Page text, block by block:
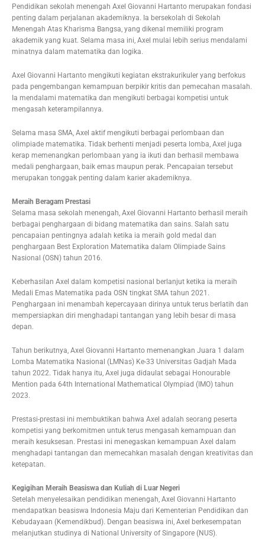
Pendidikan sekolah menengah Axel Giovanni Hartanto merupakan fondasi
penting dalam perjalanan akademiknya. Ia bersekolah di Sekolah
Menengah Atas Kharisma Bangsa, yang dikenal memiliki program
akademik yang kuat. Selama masa ini, Axel mulai lebih serius mendalami
minatnya dalam matematika dan logika.
Axel Giovanni Hartanto mengikuti kegiatan ekstrakurikuler yang berfokus
pada pengembangan kemampuan berpikir kritis dan pemecahan masalah.
Ia mendalami matematika dan mengikuti berbagai kompetisi untuk
mengasah keterampilannya.
Selama masa SMA, Axel aktif mengikuti berbagai perlombaan dan
olimpiade matematika. Tidak berhenti menjadi peserta lomba, Axel juga
kerap memenangkan perlombaan yang ia ikuti dan berhasil membawa
medali penghargaan, baik emas maupun perak. Pencapaian tersebut
merupakan tonggak penting dalam karier akademiknya.
Meraih Beragam Prestasi
Selama masa sekolah menengah, Axel Giovanni Hartanto berhasil meraih
berbagai penghargaan di bidang matematika dan sains. Salah satu
pencapaian pentingnya adalah ketika ia meraih gold medal dan
penghargaan Best Exploration Matematika dalam Olimpiade Sains
Nasional (OSN) tahun 2016.
Keberhasilan Axel dalam kompetisi nasional berlanjut ketika ia meraih
Medali Emas Matematika pada OSN tingkat SMA tahun 2021.
Penghargaan ini menambah kepercayaan dirinya untuk terus berlatih dan
mempersiapkan diri menghadapi tantangan yang lebih besar di masa
depan.
Tahun berikutnya, Axel Giovanni Hartanto memenangkan Juara 1 dalam
Lomba Matematika Nasional (LMNas) Ke-33 Universitas Gadjah Mada
tahun 2022. Tidak hanya itu, Axel juga didaulat sebagai Honourable
Mention pada 64th International Mathematical Olympiad (IMO) tahun
2023.
Prestasi-prestasi ini membuktikan bahwa Axel adalah seorang peserta
kompetisi yang berkomitmen untuk terus mengasah kemampuan dan
meraih kesuksesan. Prestasi ini menegaskan kemampuan Axel dalam
menghadapi tantangan dan memecahkan masalah dengan kreativitas dan
ketepatan.
Kegigihan Meraih Beasiswa dan Kuliah di Luar Negeri
Setelah menyelesaikan pendidikan menengah, Axel Giovanni Hartanto
mendapatkan beasiswa Indonesia Maju dari Kementerian Pendidikan dan
Kebudayaan (Kemendikbud). Dengan beasiswa ini, Axel berkesempatan
melanjutkan studinya di National University of Singapore (NUS).